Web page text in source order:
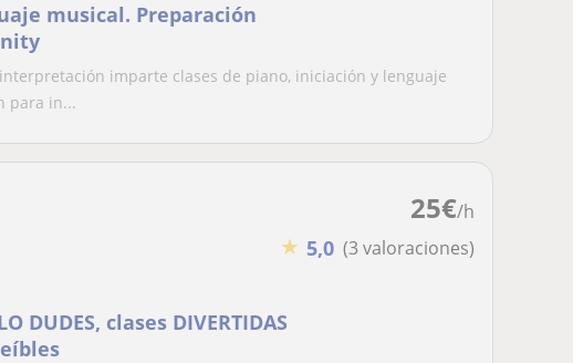
musical. Preparación
imparte clases de piano, iniciación y lenguaje
para in...
25€/h
★ 5,0 (3 valoraciones)
DUDES, clases DIVERTIDAS